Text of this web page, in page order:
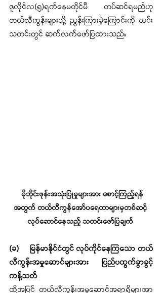
ဇူလိုင်လ(၅)ရက်နေမတိုင်မီ တပ်ဆင်ရမည်ဟု
တယ်လီကွန်းများသို့ ညွှန်းကြားခဲ့ကြောင်းကို ယင်း
သတင်းတွင် ဆက်လက်ဖော်ပြထားသည်။
မိုဘိုင်းဖုန်းအသုံးပြုမှုများအား စောင့်ကြည့်ရန်
အတွက် တယ်လီကွန်အော်ပရေတာများမှတစ်ဆင့်
လုပ်ဆောင်နေသည့် သတင်းဖော်ပြချက်
(ခ)	မြန်မာနိုင်ငံတွင် လုပ်ကိုင်နေကြသော တယ်
လီကွန်းအမှုဆောင်များအား ပြည်ပထွက်ခွာခွင့်
ကန့်သတ်
ထို့အပြင် တယ်လီကွန်းအမှုဆောင်အရာရှိများအာ